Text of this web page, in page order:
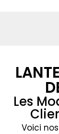
Les
Voici